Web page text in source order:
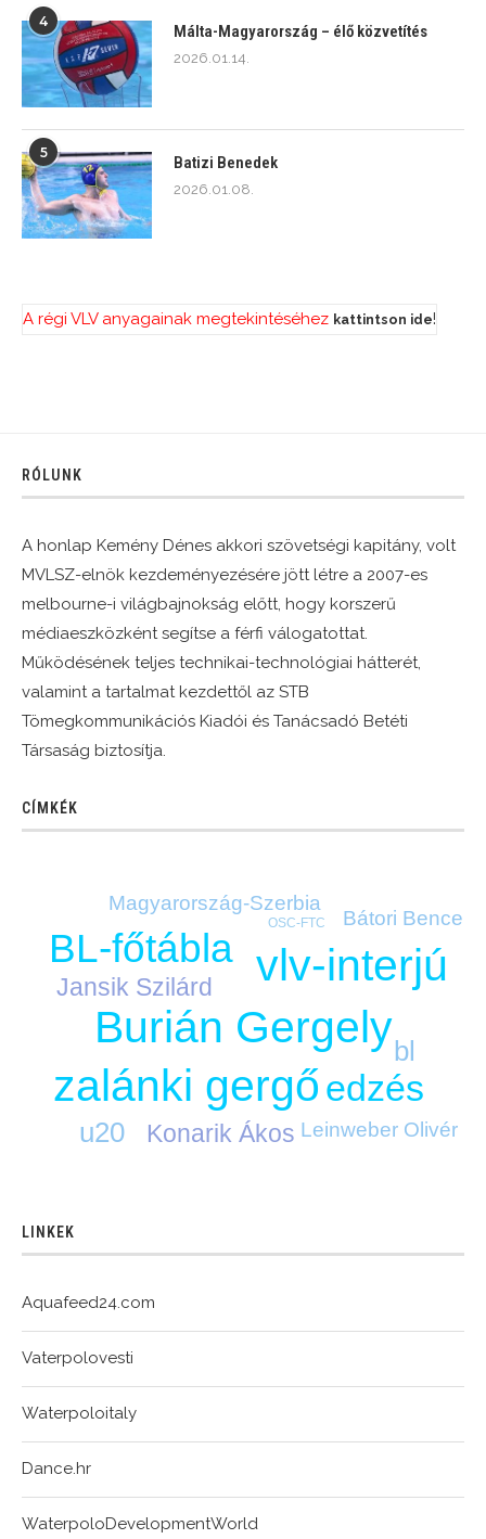
4
Málta-Magyarország – élő közvetítés
2026.01.14.
5
Batizi Benedek
2026.01.08.
A régi VLV anyagainak megtekintéséhez kattintson ide!
RÓLUNK
A honlap Kemény Dénes akkori szövetségi kapitány, volt
MVLSZ-elnök kezdeményezésére jött létre a 2007-es
melbourne-i világbajnokság előtt, hogy korszerű
médiaeszközként segítse a férfi válogatottat.
Működésének teljes technikai-technológiai hátterét,
valamint a tartalmat kezdettől az STB
Tömegkommunikációs Kiadói és Tanácsadó Betéti
Társaság biztosítja.
CÍMKÉK
Burián Gergely
vlv-interjú
zalánki gergő
BL-főtábla
edzés
bl
u20
Jansik Szilárd
Konarik Ákos
Bátori Bence
Leinweber Olivér
Magyarország-Szerbia
OSC-FTC
LINKEK
Aquafeed24.com
Vaterpolovesti
Waterpoloitaly
Dance.hr
WaterpoloDevelopmentWorld